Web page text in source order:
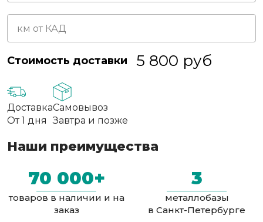
Стоимость доставки 5 800 руб
Доставка
От 1 дня
Самовывоз
Завтра и позже
Наши преимущества
70 000+
товаров в наличии и на
заказ
3
металлобазы
в Санкт-Петербурге